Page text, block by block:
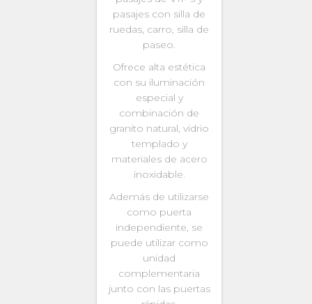
pasajes con silla de
ruedas, carro, silla de
paseo.
Ofrece alta estética
con su iluminación
especial y
combinación de
granito natural, vidrio
templado y
materiales de acero
inoxidable.
Además de utilizarse
como puerta
independiente, se
puede utilizar como
unidad
complementaria
junto con las puertas